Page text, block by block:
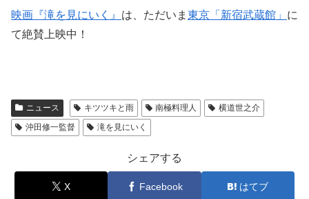
映画『滝を見にいく』 は、ただいま 東京「新宿武蔵館」 に
て絶賛上映中！
ニュース キツツキと雨 南極料理人
横道世之介
沖田修一監督
滝を見にいく
シェアする
X Facebook はてブ